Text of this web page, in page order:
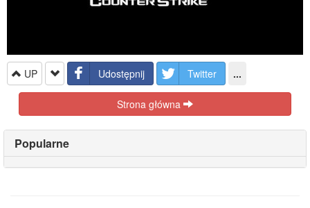
UP Udostępnij Twitter ...
Strona główna
Popularne